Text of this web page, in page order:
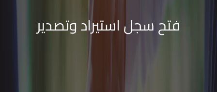
فتح سجل استيراد وتصدير